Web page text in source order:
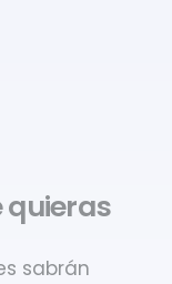
quieras
sabrán